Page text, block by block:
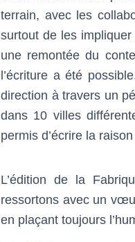
terrain, avec les
surtout de les
une remontée du
l’écriture a été
direction à travers un
dans 10 villes
permis d’écrire la
L’édition de la
ressortons avec un
en plaçant toujours